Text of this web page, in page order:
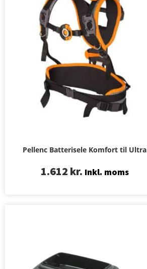
Pellenc Batterisele Komfort til Ultra
1.612 kr. Inkl. moms